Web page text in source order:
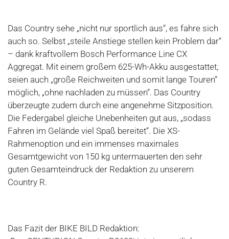
Das Country sehe „nicht nur sportlich aus“, es fahre sich
auch so. Selbst „steile Anstiege stellen kein Problem dar“
– dank kraftvollem Bosch Performance Line CX
Aggregat. Mit einem großem 625-Wh-Akku ausgestattet,
seien auch „große Reichweiten und somit lange Touren“
möglich, „ohne nachladen zu müssen“. Das Country
überzeugte zudem durch eine angenehme Sitzposition.
Die Federgabel gleiche Unebenheiten gut aus, „sodass
Fahren im Gelände viel Spaß bereitet“. Die XS-
Rahmenoption und ein immenses maximales
Gesamtgewicht von 150 kg untermauerten den sehr
guten Gesamteindruck der Redaktion zu unserem
Country R.
Das Fazit der BIKE BILD Redaktion: